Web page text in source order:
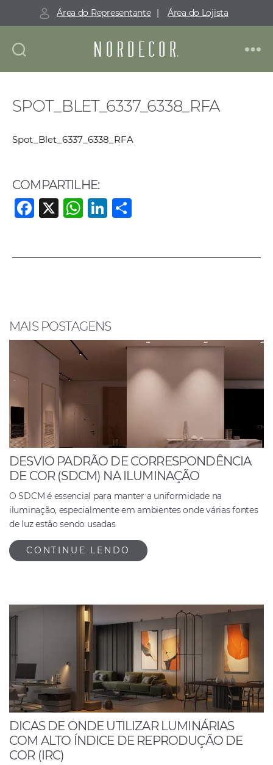
Área do Representante | Área do Lojista
Nordecor
SPOT_BLET_6337_6338_RFA
Spot_Blet_6337_6338_RFA
COMPARTILHE:
F
e
o
k
X
W
s
p
Li
e e
MAIS POSTAGENS
DESVIO PADRÃO DE CORRESPONDÊNCIA
DE COR (SDCM) NA ILUMINAÇÃO
O SDCM é essencial para manter a uniformidade na
iluminação, especialmente em ambientes onde várias fontes
de luz estão sendo usadas
CONTINUE LENDO
DICAS DE ONDE UTILIZAR LUMINÁRIAS
COM ALTO ÍNDICE DE REPRODUÇÃO DE
COR (IRC)